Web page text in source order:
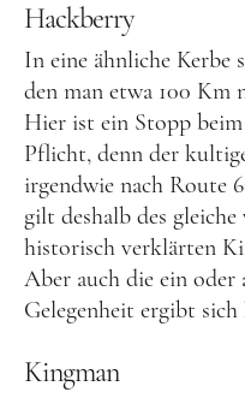
Ich bin Anna, in
und leidenschaftliche
diesem meinem Blog
und Food. Wenn
interessierst, dann
Hackberry
In eine ähnliche Kerbe
den man etwa 100 Km
Hier ist ein Stopp beim
Pflicht, denn der
irgendwie nach Route
gilt deshalb des
historisch verklärten
Aber auch die ein oder
Gelegenheit ergibt sich
Kingman